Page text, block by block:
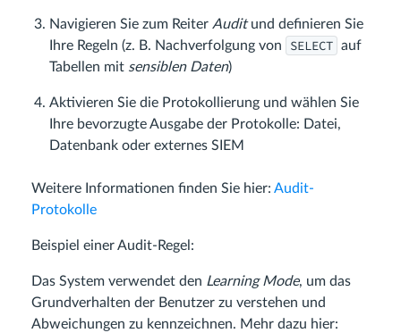
Navigieren Sie zum Reiter Auditund definieren Sie
Ihre Regeln (z. B. Nachverfolgung von
SELECT auf
Tabellen mit sensiblen Daten)
Aktivieren Sie die Protokollierung und wählen Sie
Ihre bevorzugte Ausgabe der Protokolle: Datei,
Datenbank oder externes SIEM
Weitere Informationen finden Sie hier: Audit-
Protokolle
Beispiel einer Audit-Regel:
Das System verwendet den Learning Mode, um das
Grundverhalten der Benutzer zu verstehen und
Abweichungen zu kennzeichnen. Mehr dazu hier: